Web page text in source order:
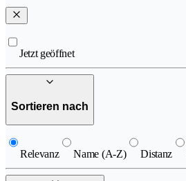
Jetzt geöffnet
Sortieren nach
Relevanz Name (A-Z) Distanz